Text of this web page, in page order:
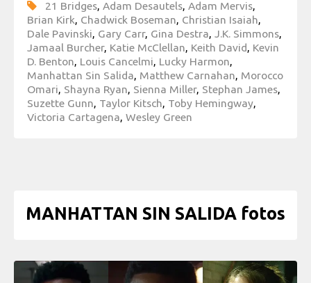
21 Bridges, Adam Desautels, Adam Mervis,
Brian Kirk, Chadwick Boseman, Christian Isaiah,
Dale Pavinski, Gary Carr, Gina Destra, J.K. Simmons,
Jamaal Burcher, Katie McClellan, Keith David, Kevin
D. Benton, Louis Cancelmi, Lucky Harmon,
Manhattan Sin Salida, Matthew Carnahan, Morocco
Omari, Shayna Ryan, Sienna Miller, Stephan James,
Suzette Gunn, Taylor Kitsch, Toby Hemingway,
Victoria Cartagena, Wesley Green
MANHATTAN SIN SALIDA fotos